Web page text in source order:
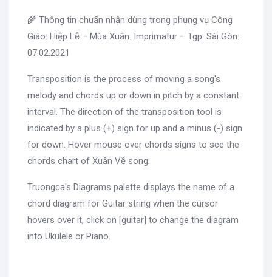
🌾 Thông tin chuẩn nhận dùng trong phụng vụ Công
Giáo: Hiệp Lễ – Mùa Xuân. Imprimatur – Tgp. Sài Gòn:
07.02.2021
Transposition is the process of moving a song's
melody and chords up or down in pitch by a constant
interval. The direction of the transposition tool is
indicated by a plus (+) sign for up and a minus (-) sign
for down. Hover mouse over chords signs to see the
chords chart of Xuân Về song.
Truongca's Diagrams palette displays the name of a
chord diagram for Guitar string when the cursor
hovers over it, click on [guitar] to change the diagram
into Ukulele or Piano.